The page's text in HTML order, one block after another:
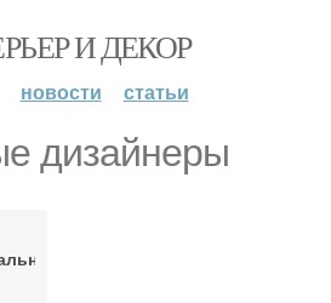
И ДЕКОР
новости статьи
дизайнеры